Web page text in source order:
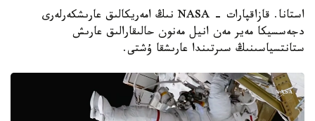
استانا. قازاقپارات - NASA نىڭ امەريكالىق عارىشكەرلەرى
دجەسسيكا مەير مەن انيل مەنون حالىقارالىق عارىش
ستانتسياسىنىڭ سىرتىندا عارىشقا ۇشتى.